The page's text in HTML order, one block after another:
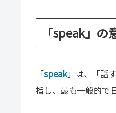
「speak」
「speak」は、「話
指し、最も一般的で